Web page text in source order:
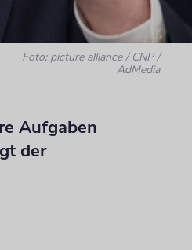
Foto: picture alliance / CNP /
AdMedia
Aufgaben
der